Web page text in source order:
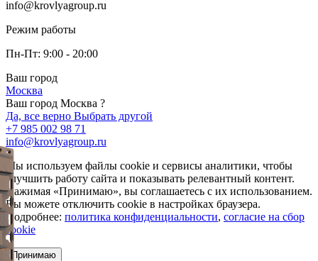
info@krovlyagroup.ru
Режим работы
Пн-Пт: 9:00 - 20:00
Ваш город
Москва
Ваш город Москва ?
Да, все верно Выбрать другой
+7 985 002 98 71
info@krovlyagroup.ru
Мы используем файлы cookie и сервисы аналитики, чтобы
улучшить работу сайта и показывать релевантный контент.
Нажимая «Принимаю», вы соглашаетесь с их использованием.
Вы можете отключить cookie в настройках браузера.
Подробнее: политика конфиденциальности, согласие на сбор
cookie
Принимаю